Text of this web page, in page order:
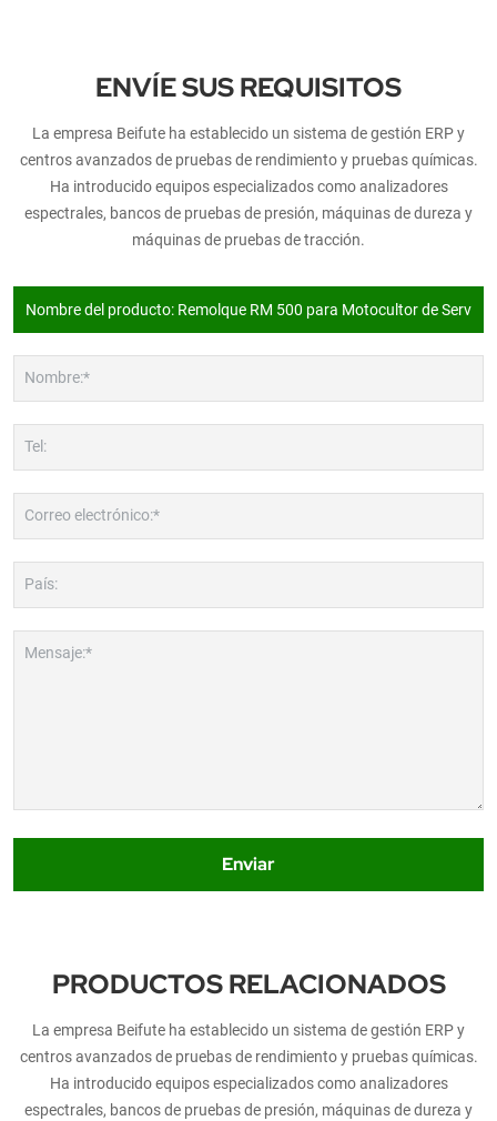
ENVÍE SUS REQUISITOS
La empresa Beifute ha establecido un sistema de gestión ERP y
centros avanzados de pruebas de rendimiento y pruebas químicas.
Ha introducido equipos especializados como analizadores
espectrales, bancos de pruebas de presión, máquinas de dureza y
máquinas de pruebas de tracción.
Nombre:*
Tel:
Correo electrónico:*
País:
Mensaje:*
Enviar
PRODUCTOS RELACIONADOS
La empresa Beifute ha establecido un sistema de gestión ERP y
centros avanzados de pruebas de rendimiento y pruebas químicas.
Ha introducido equipos especializados como analizadores
espectrales, bancos de pruebas de presión, máquinas de dureza y